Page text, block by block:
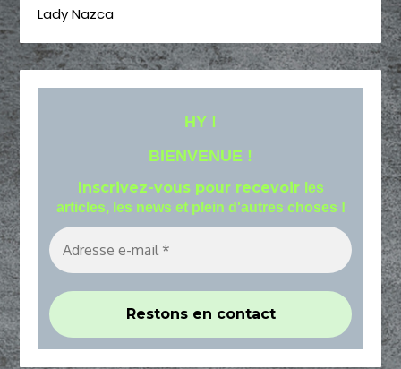
Lady Nazca
HY !
BIENVENUE !
Inscrivez-vous pour recevoir les
articles, les news et plein d'autres choses !